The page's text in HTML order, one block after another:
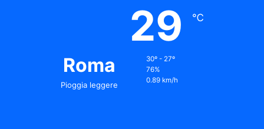
Roma
Pioggia leggere
29 ℃
30º - 27º
76%
0.89 km/h